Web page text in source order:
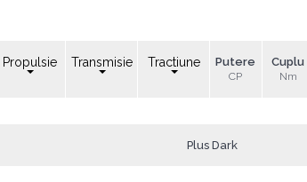
Propulsie Transmisie Tractiune Putere
CP
Cuplu
Nm
Plus Dark